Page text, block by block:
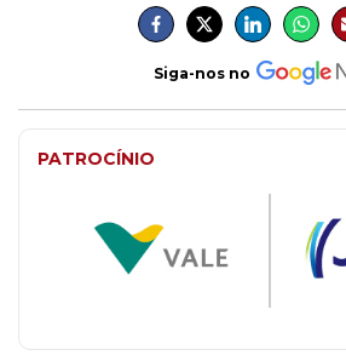
Siga-nos no
PATROCÍNIO